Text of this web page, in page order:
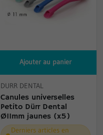
Ajouter au panier
DURR DENTAL
Canules universelles
Petito Dürr Dental
Ø11mm jaunes (x5)
Derniers articles en